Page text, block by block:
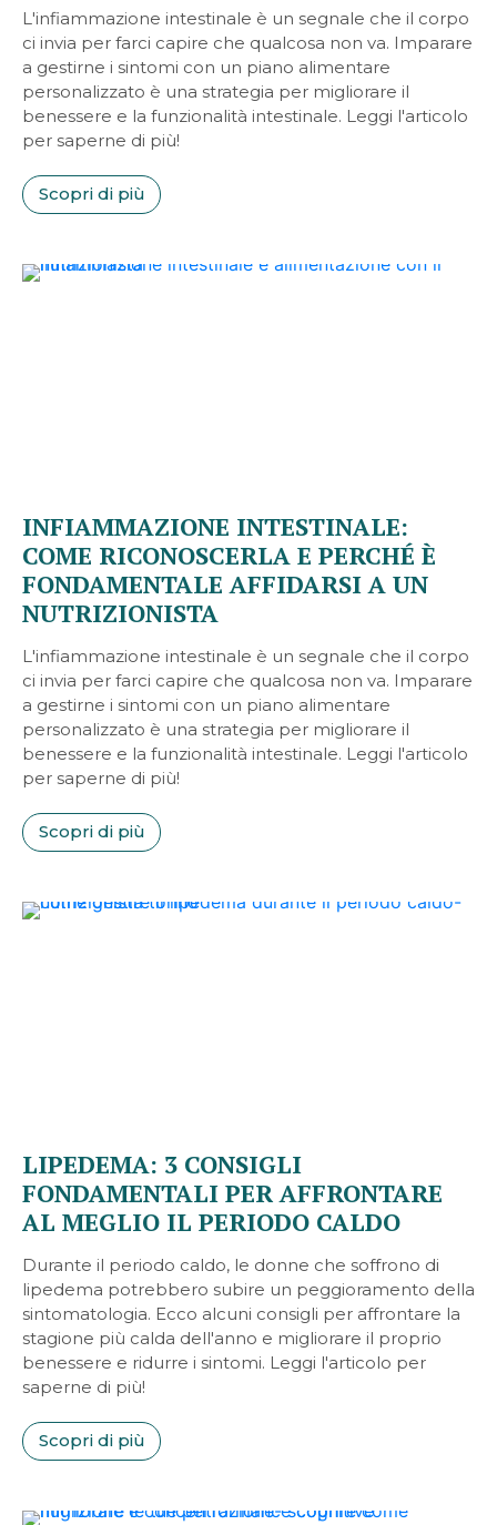
L'infiammazione intestinale è un segnale che il corpo
ci invia per farci capire che qualcosa non va. Imparare
a gestirne i sintomi con un piano alimentare
personalizzato è una strategia per migliorare il
benessere e la funzionalità intestinale. Leggi l'articolo
per saperne di più!
Scopri di più
INFIAMMAZIONE INTESTINALE:
COME RICONOSCERLA E PERCHÉ È
FONDAMENTALE AFFIDARSI A UN
NUTRIZIONISTA
L'infiammazione intestinale è un segnale che il corpo
ci invia per farci capire che qualcosa non va. Imparare
a gestirne i sintomi con un piano alimentare
personalizzato è una strategia per migliorare il
benessere e la funzionalità intestinale. Leggi l'articolo
per saperne di più!
Scopri di più
LIPEDEMA: 3 CONSIGLI
FONDAMENTALI PER AFFRONTARE
AL MEGLIO IL PERIODO CALDO
Durante il periodo caldo, le donne che soffrono di
lipedema potrebbero subire un peggioramento della
sintomatologia. Ecco alcuni consigli per affrontare la
stagione più calda dell'anno e migliorare il proprio
benessere e ridurre i sintomi. Leggi l'articolo per
saperne di più!
Scopri di più